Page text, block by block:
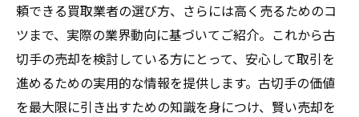
頼できる買取業者の選び方、さらには高く売るためのコ
ツまで、実際の業界動向に基づいてご紹介。これから古
切手の売却を検討している方にとって、安心して取引を
進めるための実用的な情報を提供します。古切手の価値
を最大限に引き出すための知識を身につけ、賢い売却を